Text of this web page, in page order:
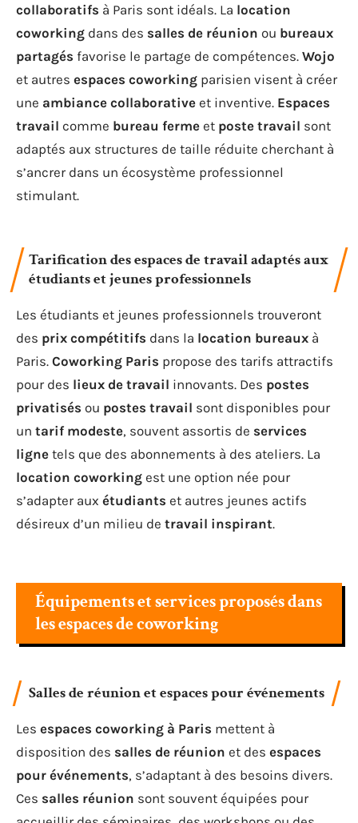
collaboratifs à Paris sont idéals. La location
coworking dans des salles de réunion ou bureaux
partagés favorise le partage de compétences. Wojo
et autres espaces coworking parisien visent à créer
une ambiance collaborative et inventive. Espaces
travail comme bureau ferme et poste travail sont
adaptés aux structures de taille réduite cherchant à
s’ancrer dans un écosystème professionnel
stimulant.
Tarification des espaces de travail adaptés aux
étudiants et jeunes professionnels
Les étudiants et jeunes professionnels trouveront
des prix compétitifs dans la location bureaux à
Paris. Coworking Paris propose des tarifs attractifs
pour des lieux de travail innovants. Des postes
privatisés ou postes travail sont disponibles pour
un tarif modeste, souvent assortis de services
ligne tels que des abonnements à des ateliers. La
location coworking est une option née pour
s’adapter aux étudiants et autres jeunes actifs
désireux d’un milieu de travail inspirant.
Équipements et services proposés dans
les espaces de coworking
Salles de réunion et espaces pour événements
Les espaces coworking à Paris mettent à
disposition des salles de réunion et des espaces
pour événements, s’adaptant à des besoins divers.
Ces salles réunion sont souvent équipées pour